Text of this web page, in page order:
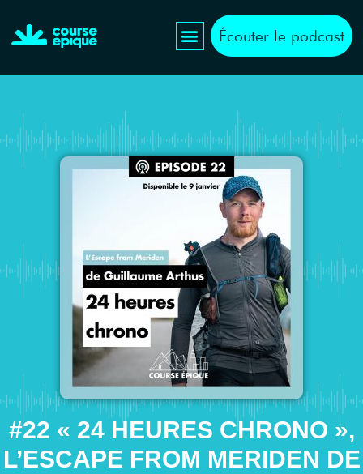
Écouter le podcast
#22 « 24 HEURES CHRONO »,
L’ESCAPE FROM MERIDEN DE